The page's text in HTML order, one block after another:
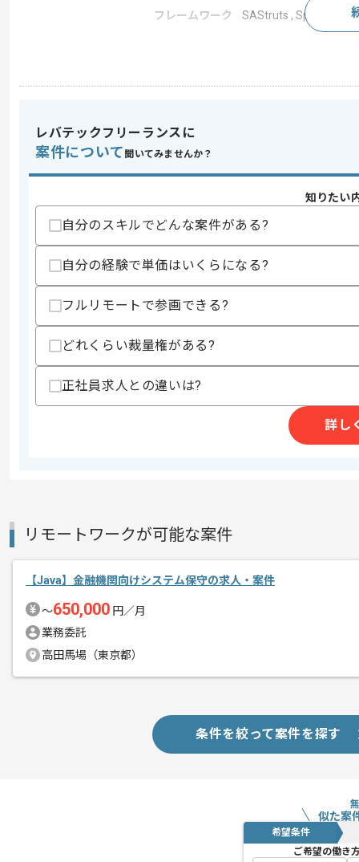
フレームワーク
SAStruts , Spring ,
・Spring、Struts、SAStrutsのフレーム
精算・お支払い
精算基準時間
支払いサイト
15日
2021/11/01
エージェントからのコ
メント
レバテックフリーランスに
案件について 聞いてみませんか？
知りたい
自分のスキルでどんな案件がある?
自分の経験で単価はいくらになる?
フルリモートで参画できる?
どれくらい裁量権がある?
正社員求人との違いは?
詳し
リモートワークが可能な案件
【Java】金融機関向けシステム保守の求人・案件
〜650,000 円／月
業務委託
高田馬場（東京都）
条件を絞って案件を探す
似た案
希望条件
ご希望の働き